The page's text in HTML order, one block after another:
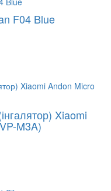
F04 Blue
Xiaomi
M3A)